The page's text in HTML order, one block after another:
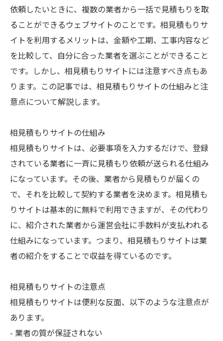
依頼したいときに、複数の業者から一括で見積もりを取
ることができるウェブサイトのことです。相見積もりサ
イトを利用するメリットは、金額や工期、工事内容など
を比較して、自分に合った業者を選ぶことができること
です。しかし、相見積もりサイトには注意すべき点もあ
ります。この記事では、相見積もりサイトの仕組みと注
意点について解説します。
相見積もりサイトの仕組み
相見積もりサイトは、必要事項を入力するだけで、登録
されている業者に一斉に見積もり依頼が送られる仕組み
になっています。その後、業者から見積もりが届くの
で、それを比較して契約する業者を決めます。相見積も
りサイトは基本的に無料で利用できますが、その代わり
に、紹介された業者から運営会社に手数料が支払われる
仕組みになっています。つまり、相見積もりサイトは業
者の紹介をすることで収益を得ているのです。
相見積もりサイトの注意点
相見積もりサイトは便利な反面、以下のような注意点が
あります。
- 業者の質が保証されない